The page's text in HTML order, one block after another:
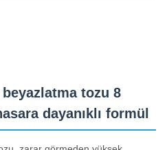
tozu 8
dayanıklı formül